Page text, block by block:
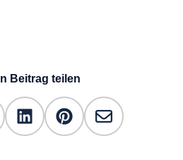
Beitrag teilen